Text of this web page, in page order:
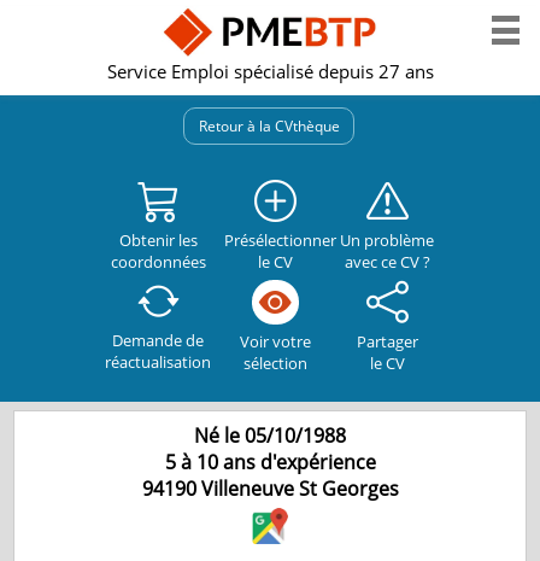
Service Emploi spécialisé depuis 27 ans
Retour à la CVthèque
Obtenir les
coordonnées
Présélectionner
le CV
Un problème
avec ce CV ?
Demande de
réactualisation
Voir votre
sélection
Partager
le CV
Né le 05/10/1988
5 à 10 ans d'expérience
94190Villeneuve St Georges